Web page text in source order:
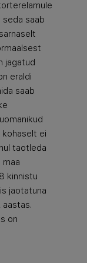
saab
jagatud
eraldi
saab
kohaselt ei
taotleda
kinnistu
jaotatuna
on